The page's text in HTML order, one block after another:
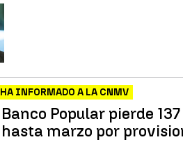
HA INFORMADO A LA CNMV
Banco Popular pierde
hasta marzo por